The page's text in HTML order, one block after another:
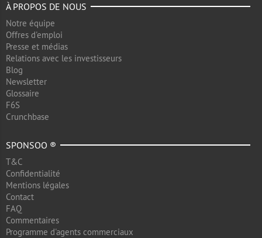
À PROPOS DE NOUS
Notre équipe
Offres d'emploi
Presse et médias
Relations avec les investisseurs
Blog
Newsletter
Glossaire
F6S
Crunchbase
SPONSOO ®
T&C
Confidentialité
Mentions légales
Contact
FAQ
Commentaires
Programme d'agents commerciaux